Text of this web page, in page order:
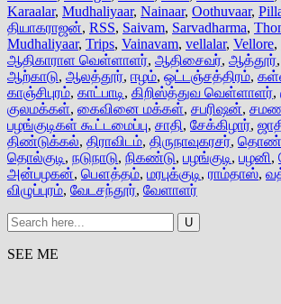
Karaalar, Mudhaliyaar, Nainaar, Oothuvaar,
தியாகராஜன், RSS, Saivam, Sarvadharma,
Mudhaliyaar, Trips, Vainavam, vellalar, Vellore,
ஆதிகாராள வெள்ளாளர், ஆதிசைவர், ஆத்தூர்,
ஆற்காடு, ஆலத்தூர், ஈழம், ஒட்டஞ்சத்திரம்,
காஞ்சிபுரம், காட்பாடி, கிறிஸ்த்துவ வெள்ளாளர்,
குலமக்கள், கைவினை மக்கள், சபரிஷன்,
பழங்குடிகள் கூட்டமைப்பு, சாதி, சேக்கிழார்,
திண்டுக்கல், திராவிடம், திருநாவுகரசர்,
தொல்குடி, நடுநாடு, நிகண்டு, பழங்குடி, பழனி,
அன்பழகன், பௌத்தம், மரபுக்குடி, ராம்தாஸ்,
விழுப்புரம், வேடசந்தூர், வேளாளர்
SEE ME